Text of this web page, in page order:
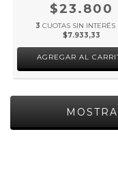
$23.800
3 CUOTAS SIN INTERÉS
$7.933,33
AGREGAR AL